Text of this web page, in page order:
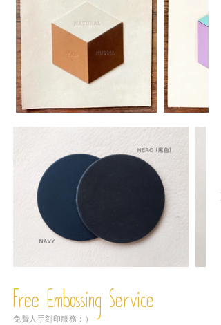
Free Embossing Service
免費人手刻印服務：）